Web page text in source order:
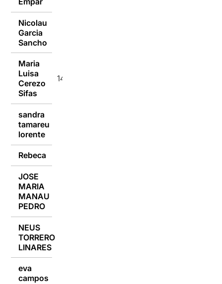
Nicolau
Garcia
Sancho
Maria
Luisa
Cerezo
Sifas
14/03/2016
sandra
tamareu
lorente
Rebeca
JOSE
MARIA
MANAU
PEDRO
NEUS
TORRERO
LINARES
eva
campos